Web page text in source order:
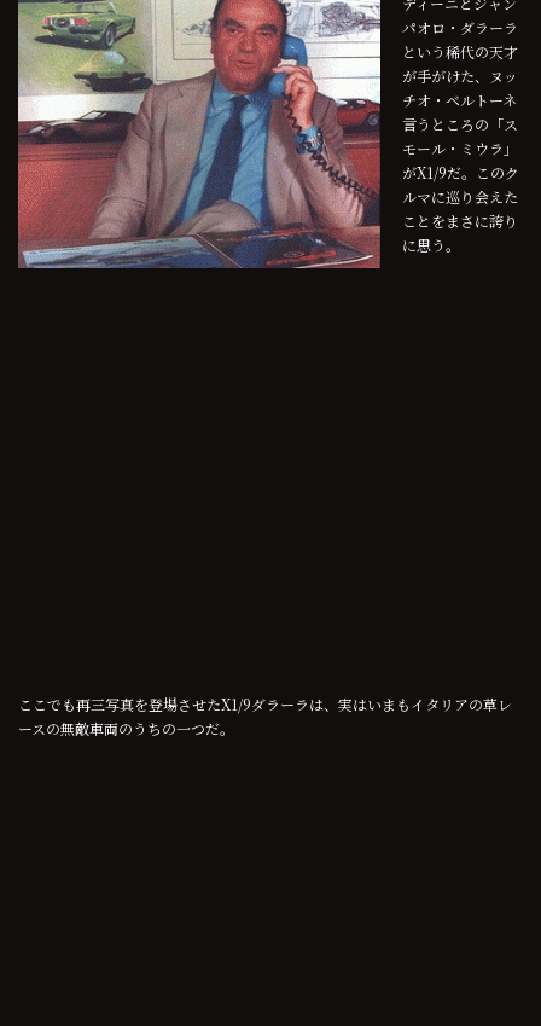
パオロ・ダラーラ
という稀代の天才
が手がけた、ヌッ
チオ・ベルトーネ
言うところの「ス
モール・ミウラ」
がX1/9だ。このク
ルマに巡り会えた
ことをまさに誇り
に思う。
ここでも再三写真を登場させたX1/9ダラーラは、実はいまもイタリアの草レ
ースの無敵車両のうちの一つだ。